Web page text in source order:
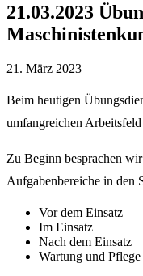
21.03.2023
21. März 2023
Beim heutigen
umfangreichen
Zu Beginn besprachen
Aufgabenbereiche in den
Vor dem Einsatz
Im Einsatz
Nach dem Einsatz
Wartung und Pflege